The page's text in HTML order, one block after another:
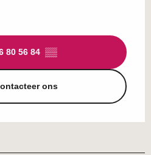
80 56 84 ▒▒
ons